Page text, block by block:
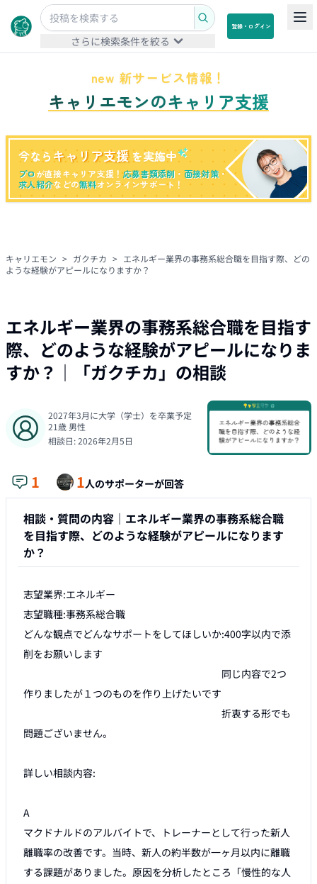
さらに検索条件を絞る
登録・ログイン
new 新サービス情報！
キャリエモンのキャリア支援
今なら キャリア支援 を実施中
プロが直接キャリア支援！応募書類添削 ・ 面接対策・
求人紹介などの無料オンラインサポート！
キャリエモン > ガクチカ > エネルギー業界の事務系総合職を目指す際、どの
ような経験がアピールになりますか？
エネルギー業界の事務系総合職を目指す
際、どのような経験がアピールになりま
すか？ ｜「ガクチカ」の相談
2027年3月に大学（学士）を卒業予定
21歳 男性
相談日:2026年2月5日
1 1人のサポーターが回答
相談・質問の内容｜ エネルギー業界の事務系総合職
を目指す際、どのような経験がアピールになります
か？
志望業界:エネルギー
志望職種:事務系総合職
どんな観点でどんなサポートをしてほしいか:400字以内で添
削をお願いします
同じ内容で2つ
作りましたが１つのものを作り上げたいです
折衷する形でも
問題ございません。
詳しい相談内容:
A
マクドナルドのアルバイトで、トレーナーとして行った新人
離職率の改善です。当時、新人の約半数が一ヶ月以内に離職
する課題がありました。原因を分析したところ「慢性的な人